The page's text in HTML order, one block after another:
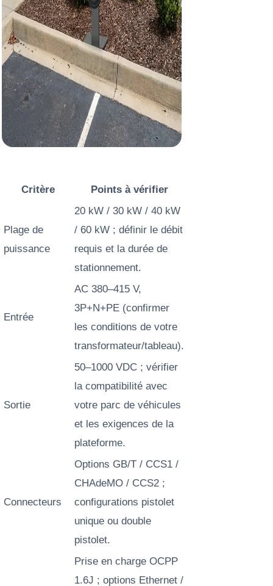
Critère Points à vérifier
Plage de
puissance
20 kW / 30 kW / 40 kW
/ 60 kW ; définir le débit
requis et la durée de
stationnement.
Entrée
AC 380–415 V,
3P+N+PE (confirmer
les conditions de votre
transformateur/tableau).
Sortie
50–1000 VDC ; vérifier
la compatibilité avec
votre parc de véhicules
et les exigences de la
plateforme.
Connecteurs
Options GB/T / CCS1 /
CHAdeMO / CCS2 ;
configurations pistolet
unique ou double
pistolet.
Prise en charge OCPP
1.6J ; options Ethernet /